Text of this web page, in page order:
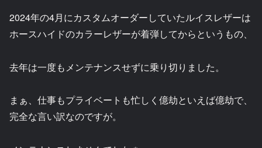
2024年の4月にカスタムオーダーしていたルイスレザーは
ホースハイドのカラーレザーが着弾してからというもの、
去年は一度もメンテナンスせずに乗り切りました。
まぁ、仕事もプライベートも忙しく億劫といえば億劫で、
完全な言い訳なのですが。